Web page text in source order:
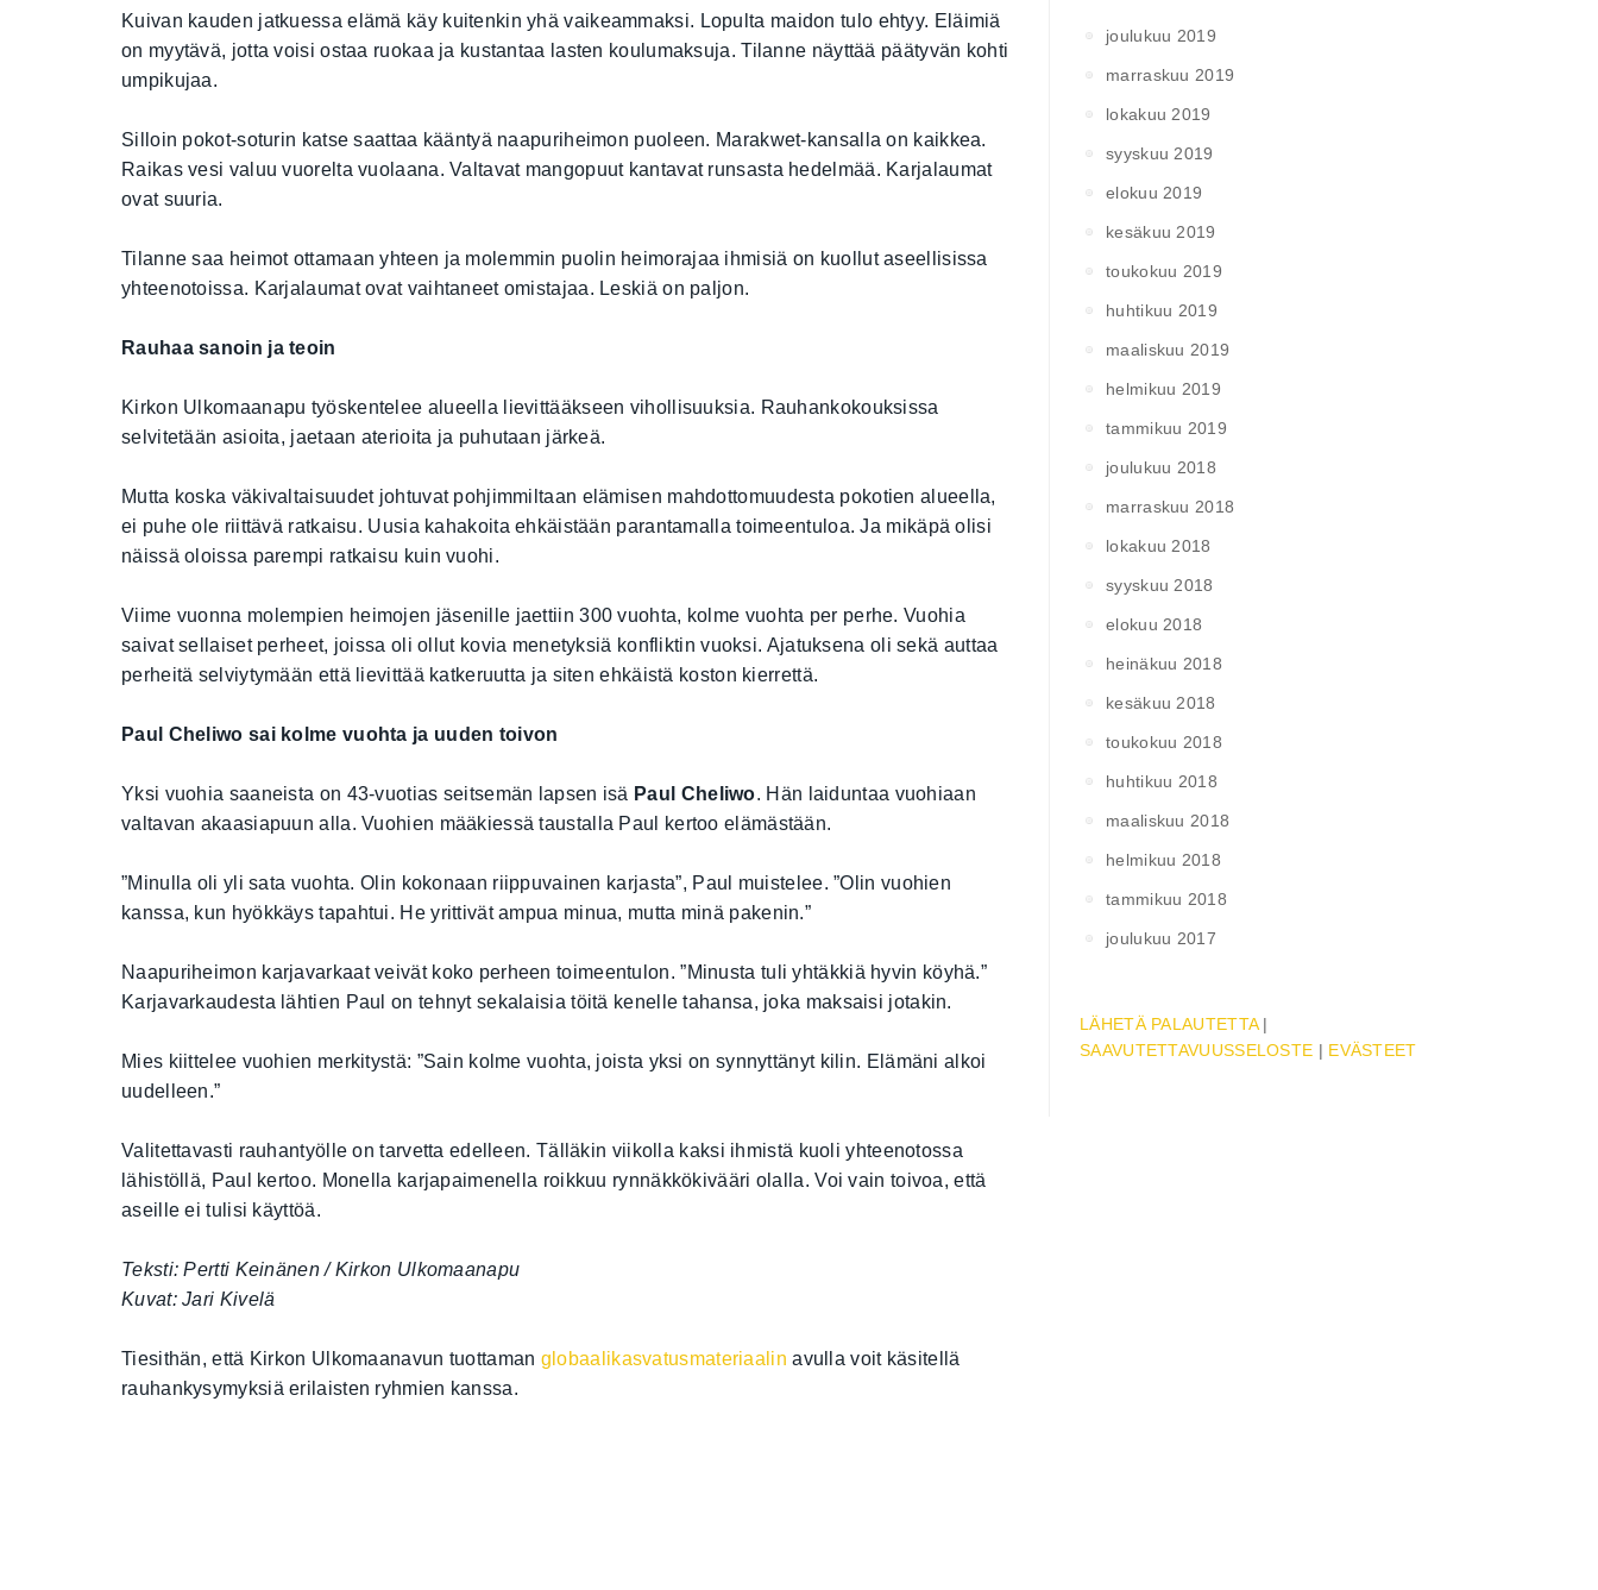
Kuivan kauden jatkuessa elämä käy kuitenkin yhä vaikeammaksi. Lopulta maidon tulo ehtyy. Eläimiä
on myytävä, jotta voisi ostaa ruokaa ja kustantaa lasten koulumaksuja. Tilanne näyttää päätyvän kohti
umpikujaa.
Silloin pokot-soturin katse saattaa kääntyä naapuriheimon puoleen. Marakwet-kansalla on kaikkea.
Raikas vesi valuu vuorelta vuolaana. Valtavat mangopuut kantavat runsasta hedelmää. Karjalaumat
ovat suuria.
Tilanne saa heimot ottamaan yhteen ja molemmin puolin heimorajaa ihmisiä on kuollut aseellisissa
yhteenotoissa. Karjalaumat ovat vaihtaneet omistajaa. Leskiä on paljon.
Rauhaa sanoin ja teoin
Kirkon Ulkomaanapu työskentelee alueella lievittääkseen vihollisuuksia. Rauhankokouksissa
selvitetään asioita, jaetaan aterioita ja puhutaan järkeä.
Mutta koska väkivaltaisuudet johtuvat pohjimmiltaan elämisen mahdottomuudesta pokotien alueella,
ei puhe ole riittävä ratkaisu. Uusia kahakoita ehkäistään parantamalla toimeentuloa. Ja mikäpä olisi
näissä oloissa parempi ratkaisu kuin vuohi.
Viime vuonna molempien heimojen jäsenille jaettiin 300 vuohta, kolme vuohta per perhe. Vuohia
saivat sellaiset perheet, joissa oli ollut kovia menetyksiä konfliktin vuoksi. Ajatuksena oli sekä auttaa
perheitä selviytymään että lievittää katkeruutta ja siten ehkäistä koston kierrettä.
Paul Cheliwo sai kolme vuohta ja uuden toivon
Yksi vuohia saaneista on 43-vuotias seitsemän lapsen isä Paul Cheliwo. Hän laiduntaa vuohiaan
valtavan akaasiapuun alla. Vuohien määkiessä taustalla Paul kertoo elämästään.
”Minulla oli yli sata vuohta. Olin kokonaan riippuvainen karjasta”, Paul muistelee. ”Olin vuohien
kanssa, kun hyökkäys tapahtui. He yrittivät ampua minua, mutta minä pakenin.”
Naapuriheimon karjavarkaat veivät koko perheen toimeentulon. ”Minusta tuli yhtäkkiä hyvin köyhä.”
Karjavarkaudesta lähtien Paul on tehnyt sekalaisia töitä kenelle tahansa, joka maksaisi jotakin.
Mies kiittelee vuohien merkitystä: ”Sain kolme vuohta, joista yksi on synnyttänyt kilin. Elämäni alkoi
uudelleen.”
Valitettavasti rauhantyölle on tarvetta edelleen. Tälläkin viikolla kaksi ihmistä kuoli yhteenotossa
lähistöllä, Paul kertoo. Monella karjapaimenella roikkuu rynnäkkökivääri olalla. Voi vain toivoa, että
aseille ei tulisi käyttöä.
Teksti: Pertti Keinänen / Kirkon Ulkomaanapu
Kuvat: Jari Kivelä
Tiesithän, että Kirkon Ulkomaanavun tuottaman globaalikasvatusmateriaalin avulla voit käsitellä
rauhankysymyksiä erilaisten ryhmien kanssa.
joulukuu 2019
marraskuu 2019
lokakuu 2019
syyskuu 2019
elokuu 2019
kesäkuu 2019
toukokuu 2019
huhtikuu 2019
maaliskuu 2019
helmikuu 2019
tammikuu 2019
joulukuu 2018
marraskuu 2018
lokakuu 2018
syyskuu 2018
elokuu 2018
heinäkuu 2018
kesäkuu 2018
toukokuu 2018
huhtikuu 2018
maaliskuu 2018
helmikuu 2018
tammikuu 2018
joulukuu 2017
LÄHETÄ PALAUTETTA|
SAAVUTETTAVUUSSELOSTE | EVÄSTEET